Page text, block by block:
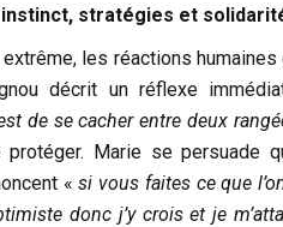
stratégies et
extrême, les réactions
décrit un réflexe
de se cacher entre deux
Marie se persuade
«si vous faites ce que
donc j’y crois et je